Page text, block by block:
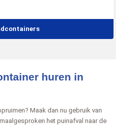
huren in
Maak dan nu gebruik van
het puinafval naar de